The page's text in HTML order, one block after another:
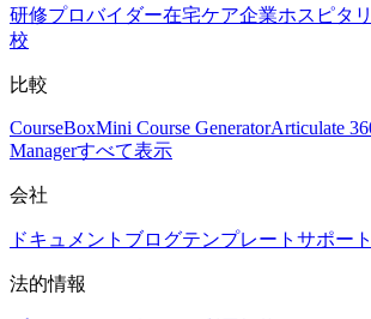
研修プロバイダー在宅ケア企業ホスピタ
校
比較
CourseBoxMini Course GeneratorArticulate
Managerすべて表示
会社
ドキュメント ブログテンプレート サポート
法的情報